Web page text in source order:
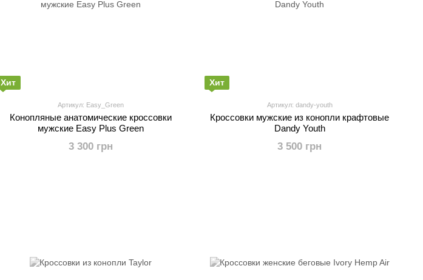
Хит
Артикул: Easy_Green
Конопляные анатомические кроссовки
мужские Easy Plus Green
3 300 грн
Хит
Артикул: dandy-youth
Кроссовки мужские из конопли крафтовые
Dandy Youth
3 500 грн